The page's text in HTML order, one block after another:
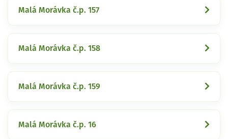
Malá Morávka č.p. 157
Malá Morávka č.p. 158
Malá Morávka č.p. 159
Malá Morávka č.p. 16